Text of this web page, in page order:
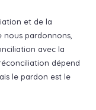
et de la
nous pardonnons,
avec la
dépend
le pardon est le